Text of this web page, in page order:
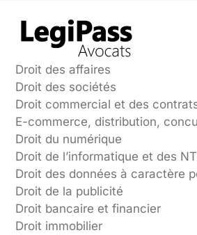
contenu
Le Cabinet
Expertises
Droit des affaires
Droit des sociétés
Droit commercial et des
E-commerce, distribution,
Droit du numérique
Droit de l’informatique et des
Droit des données à caractère
Droit de la publicité
Droit bancaire et financier
Droit immobilier